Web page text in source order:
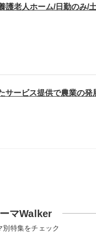
護老人ホーム/日勤のみ/
サービス提供で農業の発
マWalker
別特集をチェック